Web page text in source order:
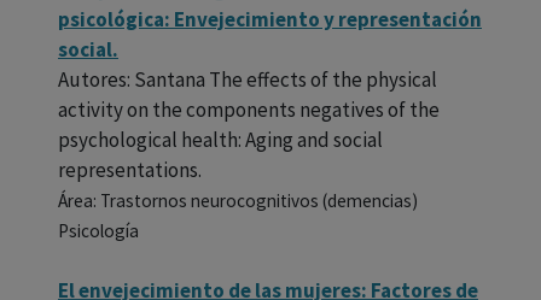
psicológica: Envejecimiento y representación
social.
Autores: Santana The effects of the physical
activity on the components negatives of the
psychological health: Aging and social
representations.
Área: Trastornos neurocognitivos (demencias)
Psicología
El envejecimiento de las mujeres: Factores de